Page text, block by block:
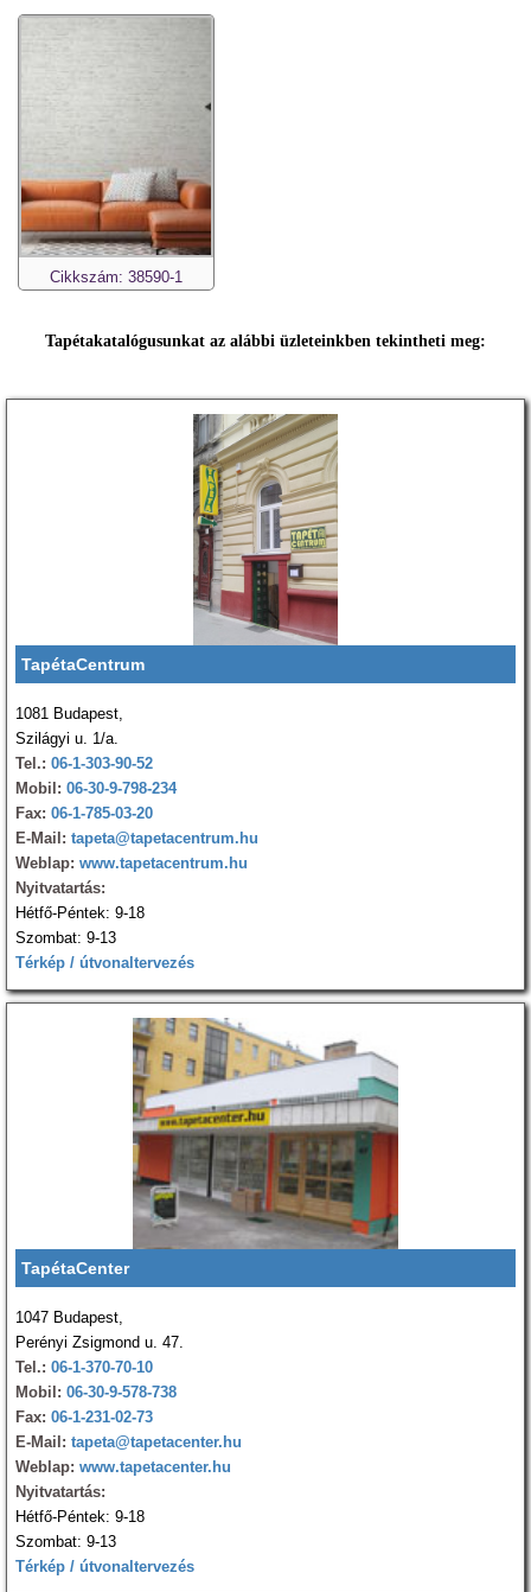
Cikkszám: 38590-1
Tapétakatalógusunkat az alábbi üzleteinkben tekintheti meg:
TapétaCentrum
1081 Budapest,
Szilágyi u. 1/a.
Tel.: 06-1-303-90-52
Mobil: 06-30-9-798-234
Fax: 06-1-785-03-20
E-Mail: tapeta@tapetacentrum.hu
Weblap: www.tapetacentrum.hu
Nyitvatartás:
Hétfő-Péntek: 9-18
Szombat: 9-13
Térkép / útvonaltervezés
TapétaCenter
1047 Budapest,
Perényi Zsigmond u. 47.
Tel.: 06-1-370-70-10
Mobil: 06-30-9-578-738
Fax: 06-1-231-02-73
E-Mail: tapeta@tapetacenter.hu
Weblap: www.tapetacenter.hu
Nyitvatartás:
Hétfő-Péntek: 9-18
Szombat: 9-13
Térkép / útvonaltervezés